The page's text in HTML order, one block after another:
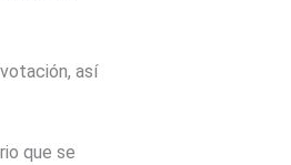
así
que se